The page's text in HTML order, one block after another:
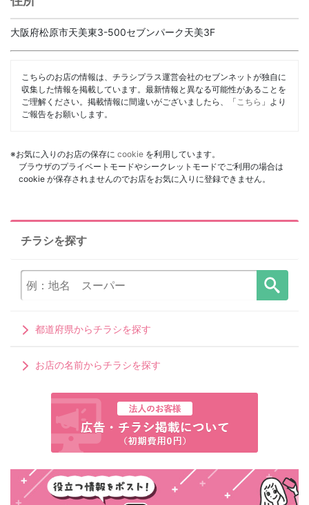
大阪府松原市天美東3-500セブンパーク天美3F
こちらのお店の情報は、チラシプラス運営会社のセブンネットが独自に
収集した情報を掲載しています。最新情報と異なる可能性があることを
ご理解ください。掲載情報に間違いがございましたら、「 こちら 」より
ご報告をお願いします。
※お気に入りのお店の保存に cookie を利用しています。
ブラウザのプライベートモードやシークレットモードでご利用の場合は
cookie が保存されませんのでお店をお気に入りに登録できません。
チラシを探す
都道府県からチラシを探す
お店の名前からチラシを探す